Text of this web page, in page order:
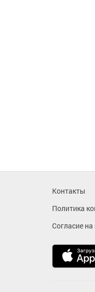
Контакты
Политика
Согласие